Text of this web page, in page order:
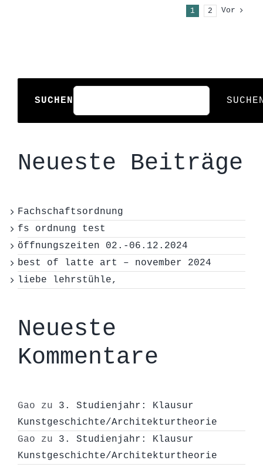
1 2 Vor
SUCHEN
Neueste Beiträge
Fachschaftsordnung
fs ordnung test
öffnungszeiten 02.-06.12.2024
best of latte art – november 2024
liebe lehrstühle,
Neueste
Kommentare
Gao zu 3. Studienjahr: Klausur
Kunstgeschichte/Architekturtheorie
Gao zu 3. Studienjahr: Klausur
Kunstgeschichte/Architekturtheorie